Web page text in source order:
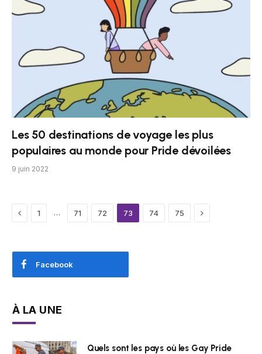
Les 50 destinations de voyage les plus
populaires au monde pour Pride dévoilées
9 juin 2022
Previous
1 … 71 72 73 74 75 Next
Facebook
À LA UNE
Quels sont les pays où les Gay Pride